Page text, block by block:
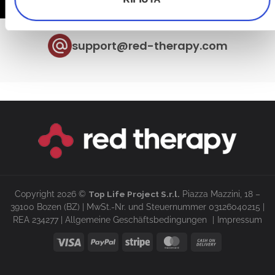
support@red-therapy.com
Copyright 2026 © Top Life Project S.r.l. Piazza Mazzini, 18 –
39100 Bozen (BZ) | MwSt.-Nr. und Steuernummer 03126040215 |
REA 234277 | Allgemeine Geschäftsbedingungen Impressum